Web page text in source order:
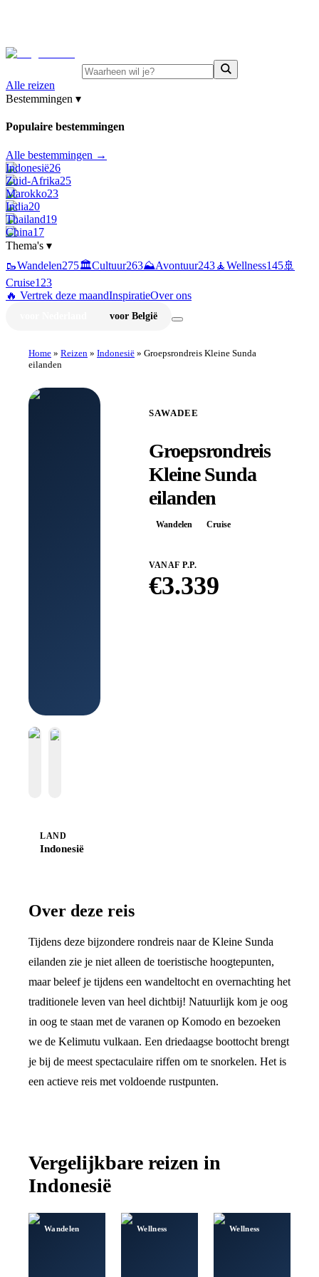
Alle reizen
Bestemmingen ▾
Populaire bestemmingen
Alle bestemmingen →
Indonesië26
Zuid-Afrika25
Marokko23
India20
Thailand19
China17
Thema's ▾
🥾Wandelen275🏛️Cultuur263⛰️Avontuur243🧘Wellness145🚢
Cruise123
🔥 Vertrek deze maandInspiratieOver ons
voor België
Home » Reizen » Indonesië » Groepsrondreis Kleine Sunda
eilanden
SAWADEE
Groepsrondreis
Kleine Sunda
eilanden
Wandelen Cruise
VANAF P.P.
€3.339
LAND
Indonesië
Over deze reis
Tijdens deze bijzondere rondreis naar de Kleine Sunda
eilanden zie je niet alleen de toeristische hoogtepunten,
maar beleef je tijdens een wandeltocht en overnachting het
traditionele leven van heel dichtbij! Natuurlijk kom je oog
in oog te staan met de varanen op Komodo en bezoeken
we de Kelimutu vulkaan. Een driedaagse boottocht brengt
je bij de meest spectaculaire riffen om te snorkelen. Het is
een actieve reis met voldoende rustpunten.
Vergelijkbare reizen in
Indonesië
Wandelen Wellness Wellness